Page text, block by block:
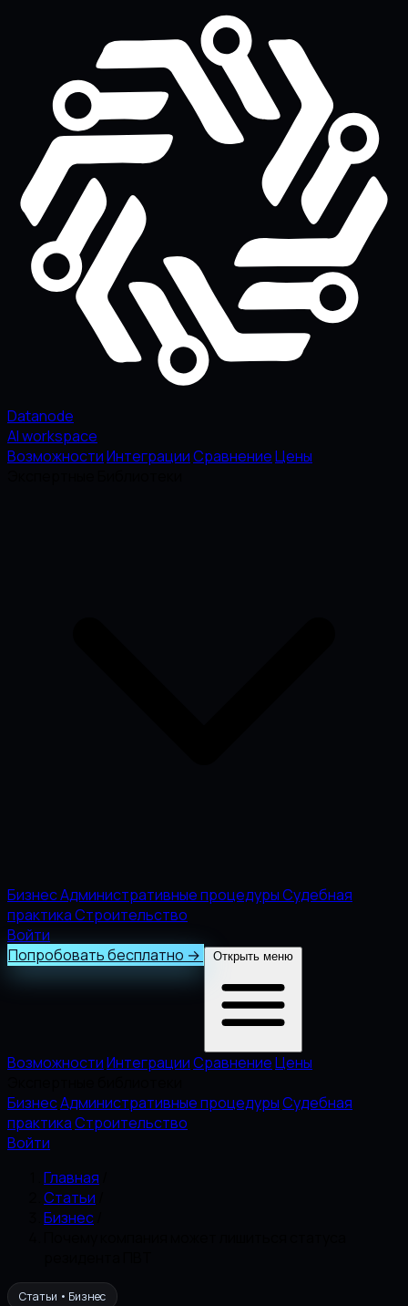
Datanode
AI workspace
ВозможностиИнтеграцииСравнениеЦены
БизнесАдминистративные процедурыСудебная
практикаСтроительство
Войти
Попробовать бесплатно → Открыть меню
ВозможностиИнтеграцииСравнениеЦены
БизнесАдминистративные процедурыСудебная
практикаСтроительство
Войти
Главная
Статьи
Бизнес
Статьи • Бизнес